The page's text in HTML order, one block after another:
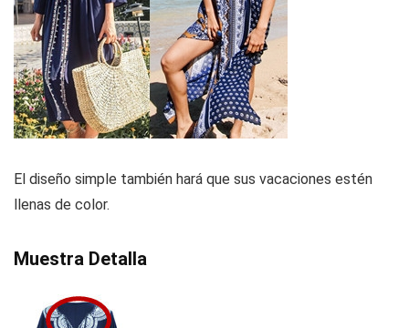
El diseño simple también hará que sus vacaciones estén
llenas de color.
Muestra Detalla